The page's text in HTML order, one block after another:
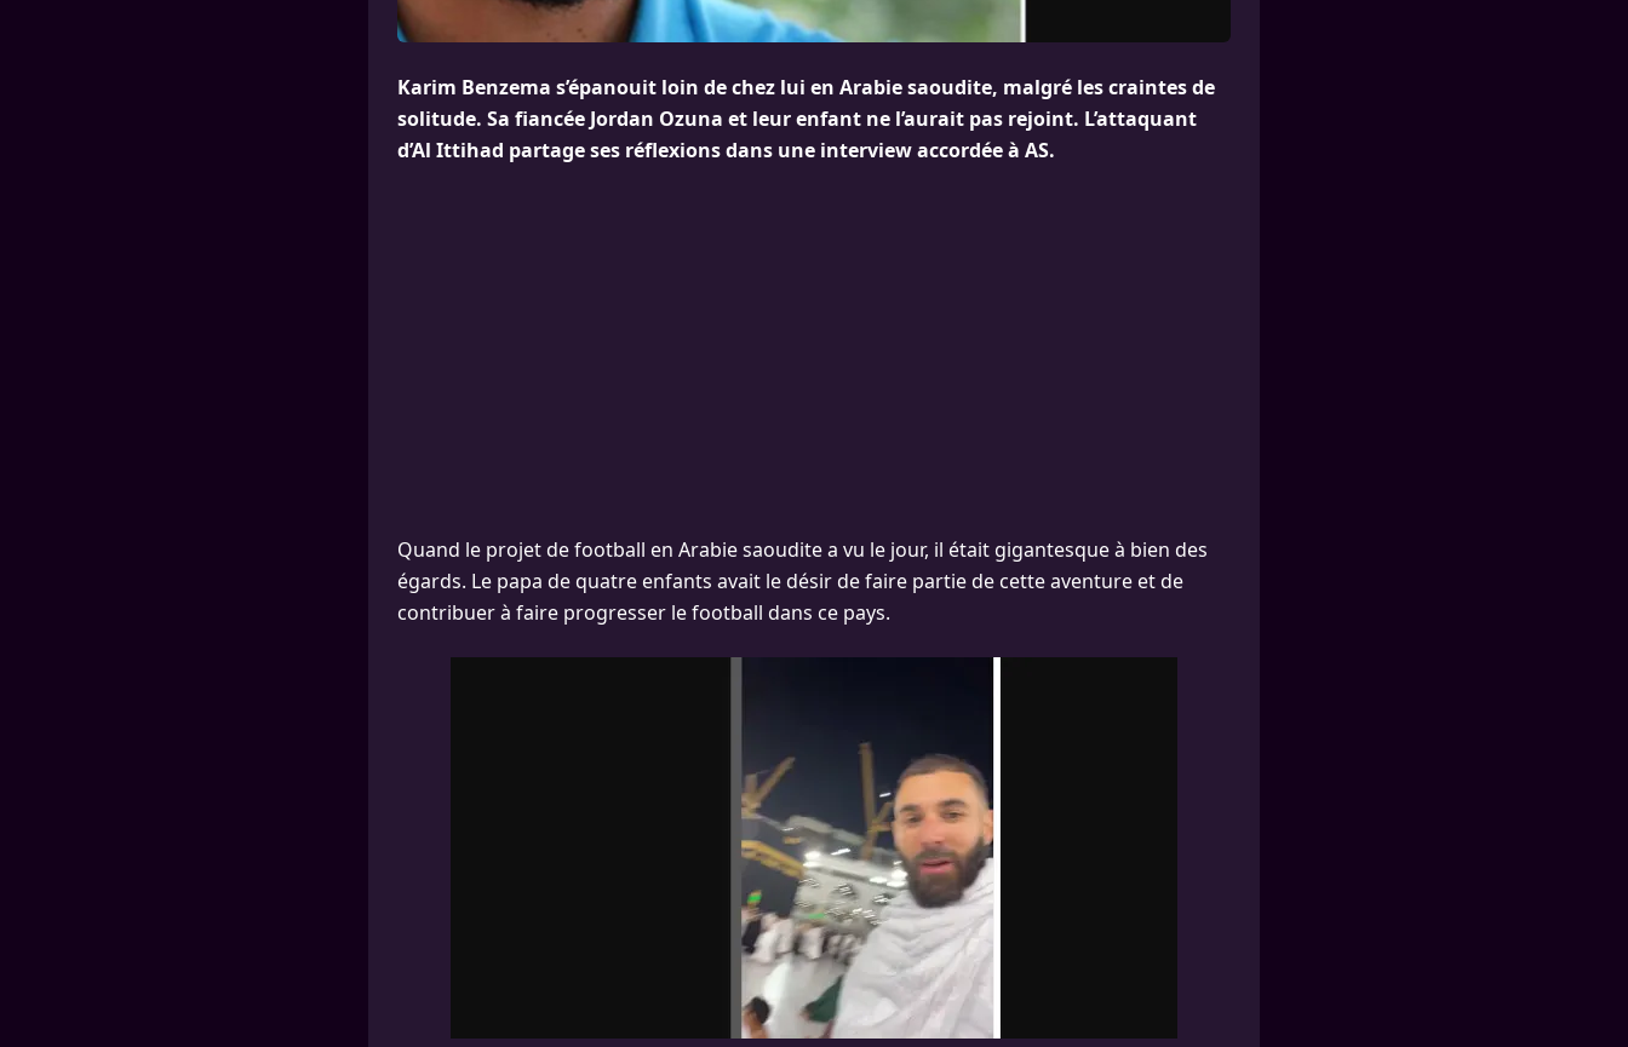
Karim Benzema s’épanouit loin de chez lui en Arabie saoudite, malgré les craintes de
solitude. Sa fiancée Jordan Ozuna et leur enfant ne l’aurait pas rejoint. L’attaquant
d’Al Ittihad partage ses réflexions dans une interview accordée à AS.
Quand le projet de football en Arabie saoudite a vu le jour, il était gigantesque à bien des
égards. Le papa de quatre enfants avait le désir de faire partie de cette aventure et de
contribuer à faire progresser le football dans ce pays.